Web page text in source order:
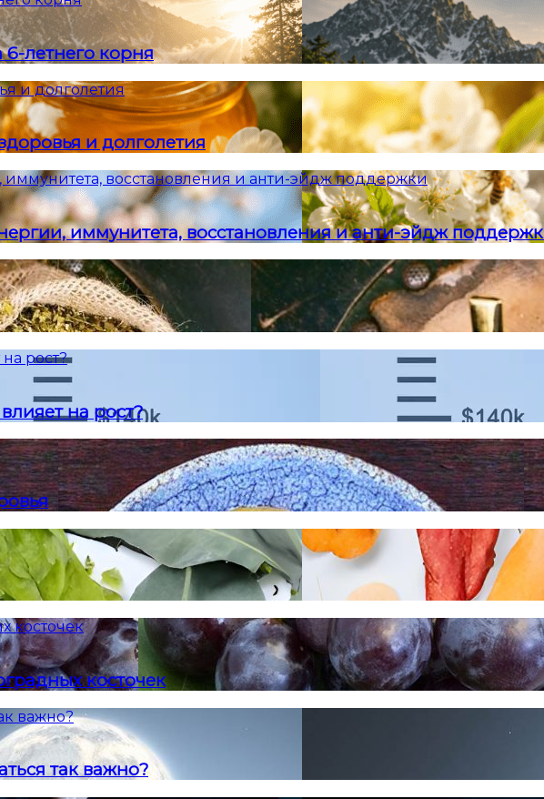
летнего корня
и долголетия
и долголетия
восстановления и анти-эйдж поддержки
иммунитета, восстановления и анти-эйдж
рост?
на рост?
косточек
косточек
важно?
так важно?